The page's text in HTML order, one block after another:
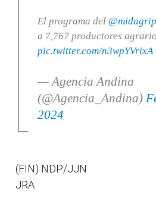
El programa del
a 7,767 productores
pic.twitter.com/n3wpYVrixA
— Agencia Andina
(@Agencia_Andina)
2024
(FIN) NDP/JJN
JRA